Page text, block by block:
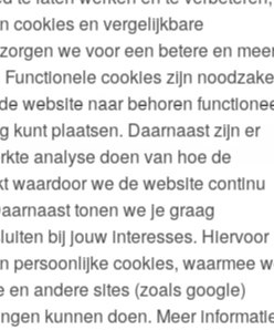
cookies en vergelijkbare
we voor een betere en
cookies zijn
website naar behoren
kunt plaatsen. Daarnaast zijn er
analyse doen van hoe de
waardoor we de website continu
tonen we je graag
bij jouw interesses. Hiervoor
persoonlijke cookies, waarmee
en andere sites (zoals google)
kunnen doen. Meer
matras
Samar Comfort Matras
Zij ++ Rug +
Zacht tot stevig 3-7
Geen
45-105 kilo bij gemiddelde lengte
12 cm Fair Deal natuurlijk rubber